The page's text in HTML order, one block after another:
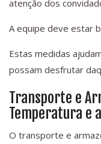
atenção dos
A equipe deve estar
Estas medidas
possam desfrutar
Transporte e
Temperatura e
O transporte e